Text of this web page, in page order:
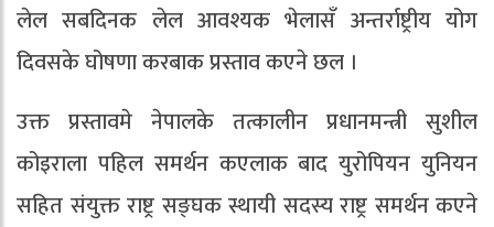
लेल सबदिनक लेल आवश्यक भेलासँ अन्तर्राष्ट्रीय योग
दिवसके घोषणा करबाक प्रस्ताव कएने छल ।
उक्त प्रस्तावमे नेपालके तत्कालीन प्रधानमन्त्री सुशील
कोइराला पहिल समर्थन कएलाक बाद युरोपियन युनियन
सहित संयुक्त राष्ट्र सङ्घक स्थायी सदस्य राष्ट्र समर्थन कएने